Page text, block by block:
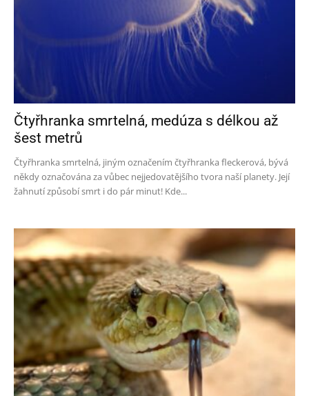
Čtyřhranka smrtelná, medúza s délkou až
šest metrů
Čtyřhranka smrtelná, jiným označením čtyřhranka fleckerová, bývá
někdy označována za vůbec nejjedovatějšího tvora naší planety. Její
žahnutí způsobí smrt i do pár minut! Kde...